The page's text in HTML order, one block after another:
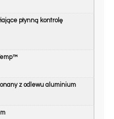
płynną kontrolę
z odlewu aluminium